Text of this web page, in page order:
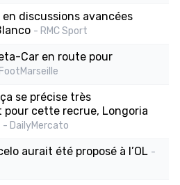
en discussions avancées
- RMC Sport
Car en route pour
se précise très
pour cette recrue, Longoria
- DailyMercato
aurait été proposé à l’OL -